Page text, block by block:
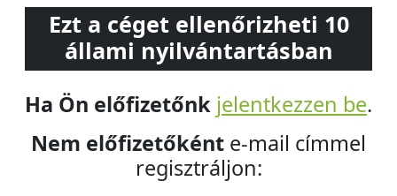
Ezt a céget ellenőrizheti 10
állami nyilvántartásban
Ha Ön előfizetőnk jelentkezzen be.
Nem előfizetőként e-mail címmel
regisztráljon: